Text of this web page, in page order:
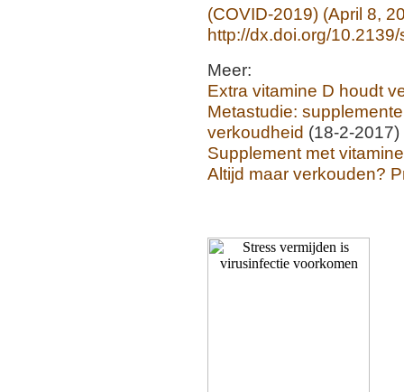
(COVID-2019) (April 8,
http://dx.doi.org/
Meer:
Extra vitamine D houdt
Metastudie:
verkoudheid (18-2-2017)
Supplement met
Altijd maar verkouden?